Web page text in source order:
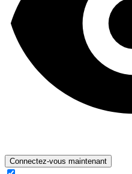
Connectez-vous maintenant